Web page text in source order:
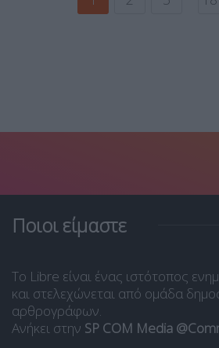
Ποιοι είμαστε
Το Libre είναι ένας ιστότοπος
και στελεχώνεται από ομάδα
αρθρογράφων.
Ανήκει στην SP COM Media